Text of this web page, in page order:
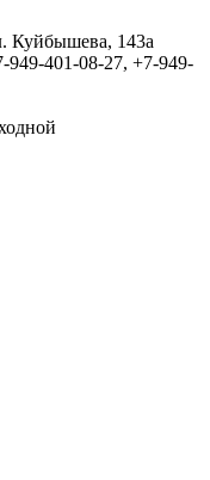
Куйбышева, 143а
949-401-08-27, +7-949-